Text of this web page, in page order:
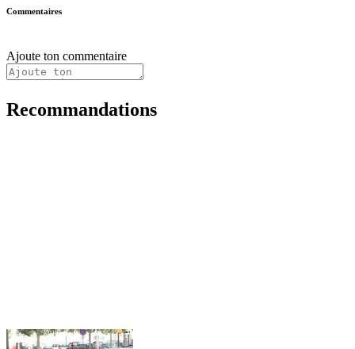
Commentaires
Ajoute ton commentaire
Recommandations